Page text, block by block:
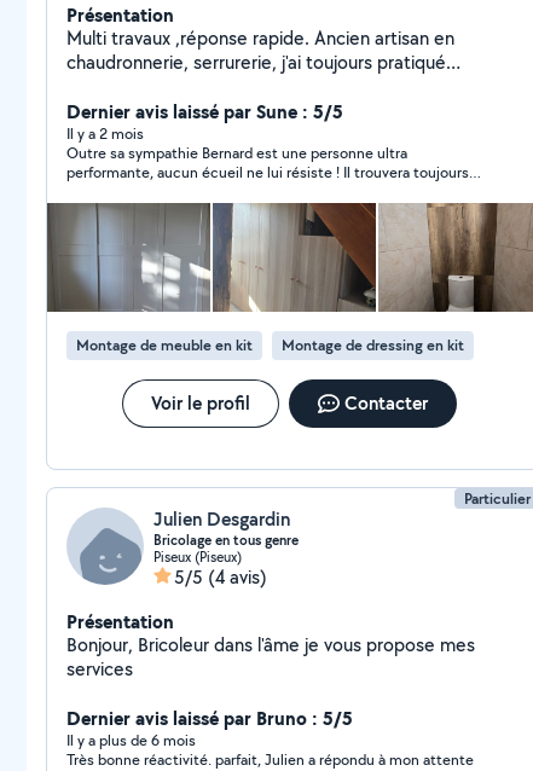
Présentation
Multi travaux ,réponse rapide. Ancien artisan en
chaudronnerie, serrurerie, j'ai toujours pratiqué
première,divers activités touchant au bâtiment.
Consciencieux et méticuleux, j'aime le travail bien fait.
Montage de meuble, plomberie,sanitaire,
électricité,chaudronnerie,serrurerie, réparation soudure
divers.Petits travaux de maçonnerie.Vide grenier.
Passage nettoyeur haute pression
Dernier avis laissé par Sune : 5/5
Il y a 2 mois
Outre sa sympathie Bernard est une personne ultra
performante, aucun écueil ne lui résiste ! Il trouvera toujours
gardent aucune trace de son passage, tout est impeccable à
son départ. En outre ses tarifs sont vraiment raisonnables. Je
suis enchantée d'avoir fait appel à lui . Merci Bernard
Montage de meuble en kit Montage de dressing en kit
Voir le profil Contacter
Particulier
Julien Desgardin
Bricolage en tous genre
Piseux (Piseux)
5/5 (4 avis)
Présentation
Bonjour, Bricoleur dans l'âme je vous propose mes
services
Dernier avis laissé par Bruno : 5/5
Il y a plus de 6 mois
Très bonne réactivité. parfait, Julien a répondu à mon attente